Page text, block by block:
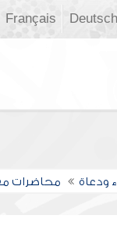
Deutsch
Français
ودعاة محاضرات